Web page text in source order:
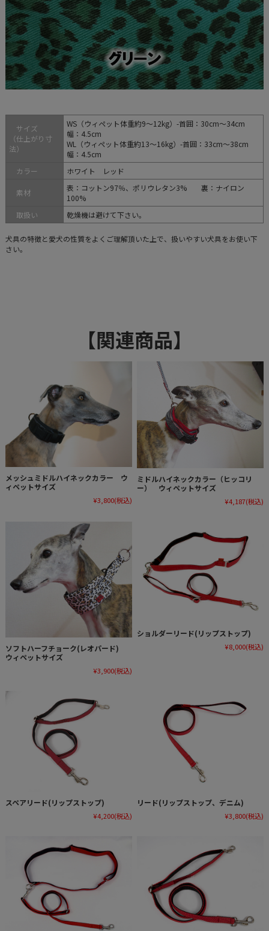
サイズ
（仕上がり寸
法）
WS（ウィペット体重約9～12kg）-首囲：30cm～34cm
幅：4.5cm
WL（ウィペット体重約13～16kg）-首囲：33cm～38cm
幅：4.5cm
カラー
ホワイト レッド
素材
表：コットン97％、ポリウレタン3% 裏：ナイロン
100%
取扱い
乾燥機は避けて下さい。
犬具の特徴と愛犬の性質をよくご理解頂いた上で、扱いやすい犬具をお使い下
さい。
【関連商品】
メッシュミドルハイネックカラー ウ
ィペットサイズ
¥3,800(税込)
ミドルハイネックカラー（ヒッコリ
ー） ウィペットサイズ
¥4,187(税込)
ソフトハーフチョーク(レオパード)
ウィペットサイズ
¥3,900(税込)
ショルダーリード(リップストップ)
¥8,000(税込)
スペアリード(リップストップ)
¥4,200(税込)
リード(リップストップ、デニム)
¥3,800(税込)